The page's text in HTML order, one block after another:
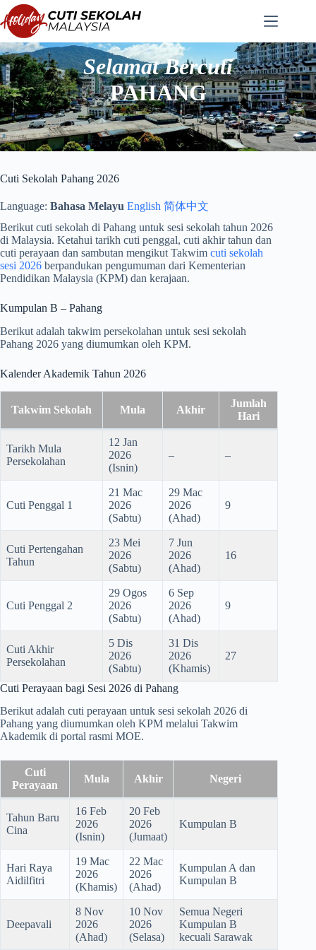
Langkau
ke
kandungan
Selamat Bercuti
PAHANG
Cuti Sekolah Pahang 2026
Language: Bahasa Melayu English 简体中文
Berikut cuti sekolah di Pahang untuk sesi sekolah tahun 2026
di Malaysia. Ketahui tarikh cuti penggal, cuti akhir tahun dan
cuti perayaan dan sambutan mengikut Takwim cuti sekolah
sesi 2026 berpandukan pengumuman dari Kementerian
Pendidikan Malaysia (KPM) dan kerajaan.
Kumpulan B – Pahang
Berikut adalah takwim persekolahan untuk sesi sekolah
Pahang 2026 yang diumumkan oleh KPM.
Kalender Akademik Tahun 2026
Takwim Sekolah Mula Akhir
Jumlah
Hari
Tarikh Mula
Persekolahan
12 Jan
2026
(Isnin)
– –
Cuti Penggal 1
21 Mac
2026
(Sabtu)
29 Mac
2026
(Ahad)
9
Cuti Pertengahan
Tahun
23 Mei
2026
(Sabtu)
7 Jun
2026
(Ahad)
16
Cuti Penggal 2
29 Ogos
2026
(Sabtu)
6 Sep
2026
(Ahad)
9
Cuti Akhir
Persekolahan
5 Dis
2026
(Sabtu)
31 Dis
2026
(Khamis)
27
Cuti Perayaan bagi Sesi 2026 di Pahang
Berikut adalah cuti perayaan untuk sesi sekolah 2026 di
Pahang yang diumumkan oleh KPM melalui Takwim
Akademik di portal rasmi MOE.
Cuti
Perayaan
Mula Akhir Negeri
Tahun Baru
Cina
16 Feb
2026
(Isnin)
20 Feb
2026
(Jumaat)
Kumpulan B
Hari Raya
Aidilfitri
19 Mac
2026
(Khamis)
22 Mac
2026
(Ahad)
Kumpulan A dan
Kumpulan B
Deepavali
8 Nov
2026
(Ahad)
10 Nov
2026
(Selasa)
Semua Negeri
Kumpulan B
kecuali Sarawak